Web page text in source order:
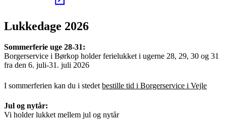
Lukkedage 2026
Sommerferie uge 28-31:
Borgerservice i Børkop holder ferielukket i ugerne 28, 29, 30 og 31
fra den 6. juli-31. juli 2026
I sommerferien kan du i stedet bestille tid i Borgerservice i Vejle
Jul og nytår:
Vi holder lukket mellem jul og nytår